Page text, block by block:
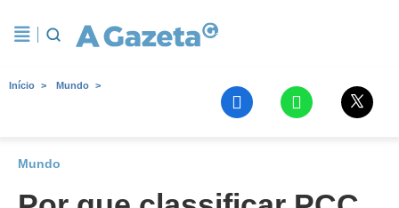
Início Mundo
Mundo